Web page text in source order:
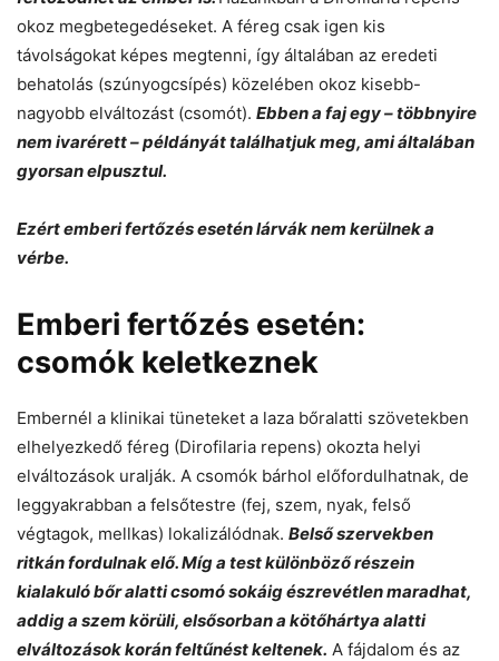
okoz megbetegedéseket. A féreg csak igen kis
távolságokat képes megtenni, így általában az eredeti
behatolás (szúnyogcsípés) közelében okoz kisebb-
nagyobb elváltozást (csomót). Ebben a faj egy – többnyire
nem ivarérett – példányát találhatjuk meg, ami általában
gyorsan elpusztul.
Ezért emberi fertőzés esetén lárvák nem kerülnek a
vérbe.
Emberi fertőzés esetén:
csomók keletkeznek
Embernél a klinikai tüneteket a laza bőralatti szövetekben
elhelyezkedő féreg (Dirofilaria repens) okozta helyi
elváltozások uralják. A csomók bárhol előfordulhatnak, de
leggyakrabban a felsőtestre (fej, szem, nyak, felső
végtagok, mellkas) lokalizálódnak. Belső szervekben
ritkán fordulnak elő. Míg a test különböző részein
kialakuló bőr alatti csomó sokáig észrevétlen maradhat,
addig a szem körüli, elsősorban a kötőhártya alatti
elváltozások korán feltűnést keltenek. A fájdalom és az